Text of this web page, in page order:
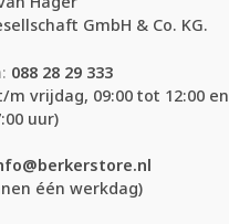
GmbH & Co. KG.
088 28 29 333
m vrijdag, 09:00 tot 12:00 en
uur)
één werkdag)